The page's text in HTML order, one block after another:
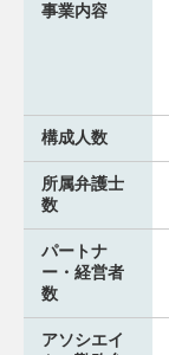
事業内容
構成人数
所属弁護士
数
パートナ
ー・経営者
数
アソシエイ